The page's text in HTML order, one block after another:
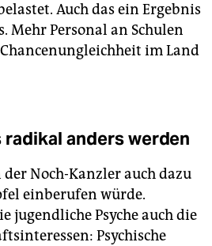
Auch das ein Ergebnis
Mehr Personal an Schulen
im Land
anders werden
der Noch-Kanzler auch dazu
einberufen würde.
Psyche auch die
Psychische